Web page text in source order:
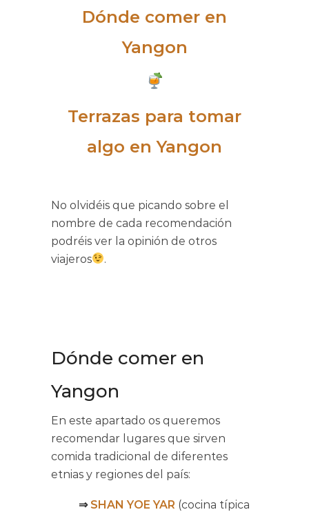
Dónde comer en
Yangon
Terrazas para tomar
algo en Yangon
No olvidéis que picando sobre el
nombre de cada recomendación
podréis ver la opinión de otros
viajeros
.
Dónde comer en
Yangon
En este apartado os queremos
recomendar lugares que sirven
comida tradicional de diferentes
etnias y regiones del país:
⇒ SHAN YOE YAR (cocina típica